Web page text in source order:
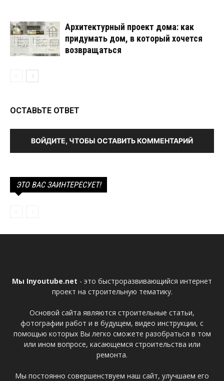
Архитектурный проект дома: как
придумать дом, в который хочется
возвращаться
ОСТАВЬТЕ ОТВЕТ
ВОЙДИТЕ, ЧТОБЫ ОСТАВИТЬ КОММЕНТАРИЙ
ЭТО ВАС ЗАИНТЕРЕСУЕТ!
Мы Inyoutube.net - это быстроразвивающийся интернет
проект на строительную тематику.
Основой сайта являются строительные статьи,
фотографии работ и в будущем, видео инструкции, с
помощью которых Вы легко сможете разобраться в том
или ином вопросе, касающемся строительства или
ремонта.
Мы постоянно совершенствуем наш сайт, улучшаем его